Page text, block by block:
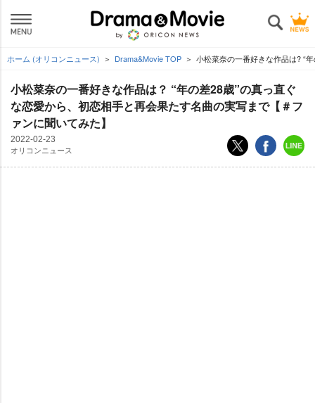
ホーム (オリコンニュース) Drama&Movie TOP 小松菜奈の一番好きな作品は? “
小松菜奈の一番好きな作品は？ “年の差28歳”の真っ直ぐ
な恋愛から、初恋相手と再会果たす名曲の実写まで【＃フ
ァンに聞いてみた】
2022-02-23
オリコンニュース